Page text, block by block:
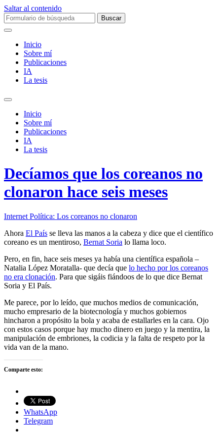
Saltar al contenido
Buscar:
Inicio
Sobre mí­
Publicaciones
IA
La tesis
Alternar
campo
búsqueda
Inicio
Sobre mí­
Publicaciones
IA
La tesis
Decíamos que los coreanos no
clonaron hace seis meses
Internet Política: Los coreanos no clonaron
Ahora El País se lleva las manos a la cabeza y dice que el científico
coreano es un mentiroso, Bernat Soria lo llama loco.
Pero, en fin, hace seis meses ya había una científica española –
Natalia López Moratalla- que decía que lo hecho por los coreanos
no era clonación. Para que sigáis fiándoos de lo que dice Bernat
Soria y El País.
Me parece, por lo leído, que muchos medios de comunicación,
mucho empresario de la biotecnología y muchos gobiernos
hincharon a propósito la bola y acaba de estallarles en la cara. Ojo
con estos casos porque hay mucho dinero en juego y la mentira, la
manipulación de embriones, la codicia y la falta de respeto por la
vida van de la mano.
Comparte esto:
WhatsApp
Telegram